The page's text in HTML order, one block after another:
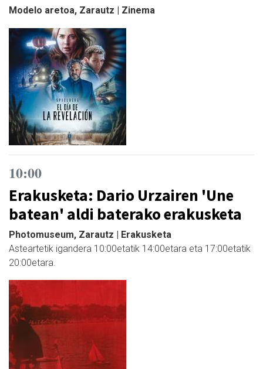
Modelo aretoa, Zarautz | Zinema
10:00
Erakusketa: Dario Urzairen 'Une
batean' aldi baterako erakusketa
Photomuseum, Zarautz | Erakusketa
Asteartetik igandera 10:00etatik 14:00etara eta 17:00etatik
20:00etara.